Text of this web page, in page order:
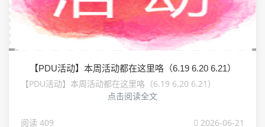
【PDU活动】本周活动都在这里咯（6.19 6.20 6.21）
【PDU活动】本周活动都在这里咯（6.19 6.20 6.21）
点击阅读全文
阅读 409 2026-06-21